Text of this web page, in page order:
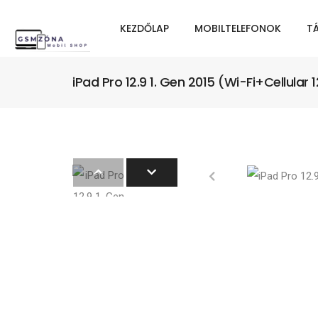
KEZDŐLAP MOBILTELEFONOK
iPad Pro 12.9 1. Gen 2015 (Wi-Fi+Cellular